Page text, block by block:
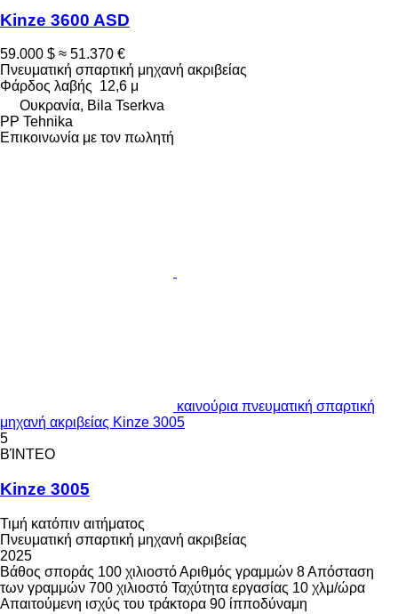
Kinze 3600 ASD
59.000 $ ≈ 51.370 €
Πνευματική σπαρτική μηχανή ακριβείας
Φάρδος λαβής 12,6 μ
Ουκρανία, Bila Tserkva
PP Tehnika
Επικοινωνία με τον πωλητή
καινούρια πνευματική σπαρτική
μηχανή ακριβείας Kinze 3005
5
ΒΊΝΤΕΟ
Kinze 3005
Τιμή κατόπιν αιτήματος
Πνευματική σπαρτική μηχανή ακριβείας
2025
Βάθος σποράς 100 χιλιοστόΑριθμός γραμμών 8Απόσταση
των γραμμών 700 χιλιοστό Ταχύτητα εργασίας 10 χλμ/ώρα
Απαιτούμενη ισχύς του τράκτορα 90 ίπποδύναμη